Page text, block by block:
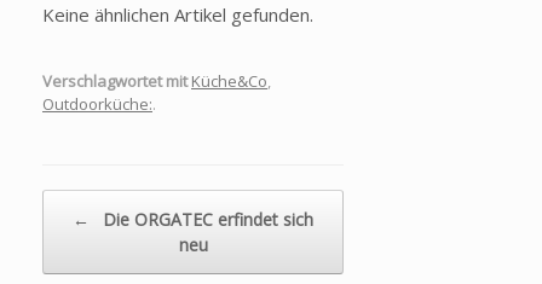
Keine ähnlichen Artikel gefunden.
Verschlagwortet mit Küche&Co,
Outdoorküche:.
←
Die ORGATEC erfindet sich
neu